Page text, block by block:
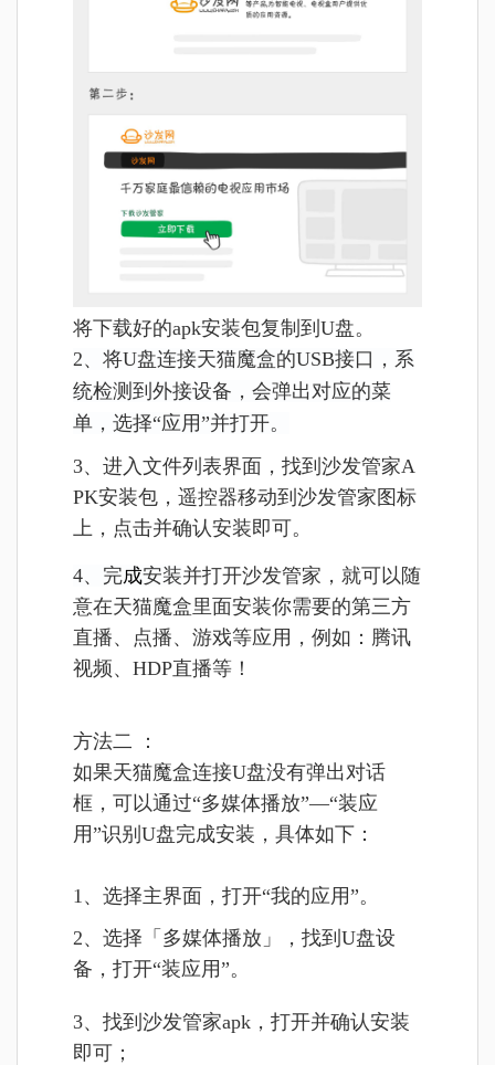
将下载好的apk安装包复制到U盘。
2、将U盘连接天猫魔盒的USB接口，系
统检测到外接设备，会弹出对应的菜
单，选择“应用”并打开。
3、进入文件列表界面，找到沙发管家A
PK安装包，遥控器移动到沙发管家图标
上，点击并确认安装即可。
4、完成安装并打开沙发管家， 就可以随
意在天猫魔盒里面安装你需要的第三方
直播、点播、游戏等应用，例如：腾讯
视频、HDP直播等！
方法二 ：
如果天猫魔盒连接U盘没有弹出对话
框，可以通过“多媒体播放”—“装应
用”识别U盘完成安装，具体如下：
1、选择主界面，打开“我的应用”。
2、选择「多媒体播放」，找到U盘设
备，打开“装应用”。
3、找到沙发管家apk，打开并确认安装
即可；